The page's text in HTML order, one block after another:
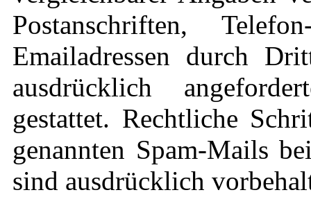
Postanschriften,
Emailadressen durch
ausdrücklich
gestattet. Rechtliche
genannten Spam-Mails
sind ausdrücklich